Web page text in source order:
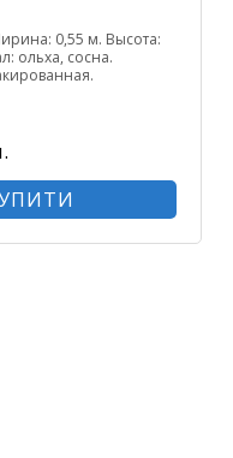
0,55 м. Высота:
ольха, сосна.